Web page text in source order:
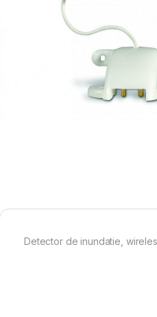
Detector de inundatie,